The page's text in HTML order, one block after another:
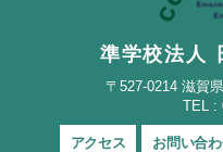
準学校法人
〒527-0214 滋賀
TEL
アクセス お問い合